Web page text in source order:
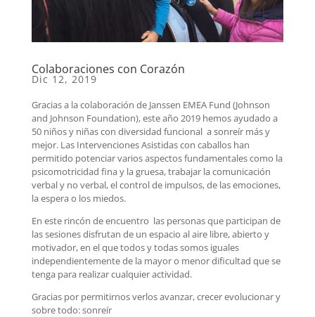
Colaboraciones con Corazón
Dic 12, 2019
Gracias a la colaboración de Janssen EMEA Fund (Johnson
and Johnson Foundation), este año 2019 hemos ayudado a
50 niños y niñas con diversidad funcional a sonreír más y
mejor. Las Intervenciones Asistidas con caballos han
permitido potenciar varios aspectos fundamentales como la
psicomotricidad fina y la gruesa, trabajar la comunicación
verbal y no verbal, el control de impulsos, de las emociones,
la espera o los miedos.
En este rincón de encuentro las personas que participan de
las sesiones disfrutan de un espacio al aire libre, abierto y
motivador, en el que todos y todas somos iguales
independientemente de la mayor o menor dificultad que se
tenga para realizar cualquier actividad.
Gracias por permitirnos verlos avanzar, crecer evolucionar y
sobre todo: sonreír